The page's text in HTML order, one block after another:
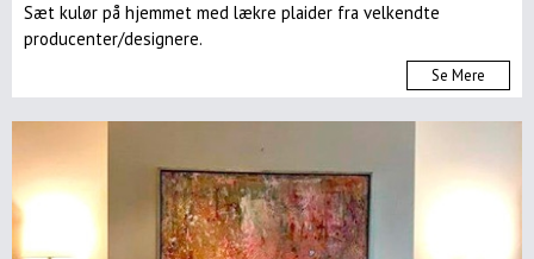
Sæt kulør på hjemmet med lækre plaider fra velkendte
producenter/designere.
Se Mere
Spejle
Dekoration/gaveideer
Gardiner
Belysning/lamper
Gulvlamper
Pendler/loftlamper